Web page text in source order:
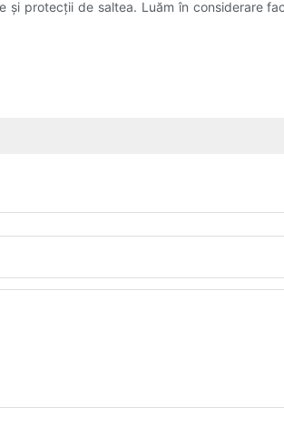
și protecții de saltea. Luăm în considerare